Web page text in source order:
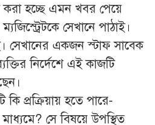
করা হচ্ছে এমন খবর পেয়ে
সেখানে পাঠাই।
সেখানের একজন স্টাফ সাবেক
নির্দেশে এই কাজটি
প্রক্রিয়ায় হতে পারে-
সে বিষয়ে উপস্থিত